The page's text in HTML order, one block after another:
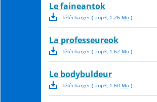
Le faineantok
Télécharger( .mp3 1.26 Mo)
La professeureok
Télécharger( .mp3 1.62 Mo)
Le bodybuldeur
Télécharger( .mp3 1.60 Mo)